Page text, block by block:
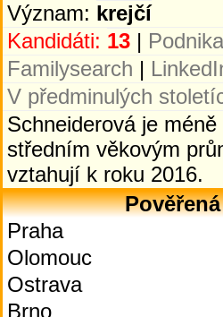
Význam: krejčí
Kandidáti: 13 |
Familysearch |
V předminulých
Schneiderová je
středním věkovým
vztahují k roku 2016.
Praha
Olomouc
Ostrava
Brno